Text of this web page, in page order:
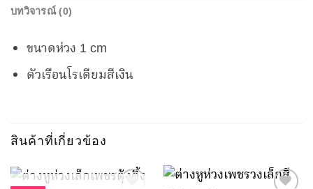
บทวิจารณ์ (0)
ขนาดห่วง 1 cm
ตัวเรือนโรเดียมสีเงิน
สินค้าที่เกี่ยวข้อง